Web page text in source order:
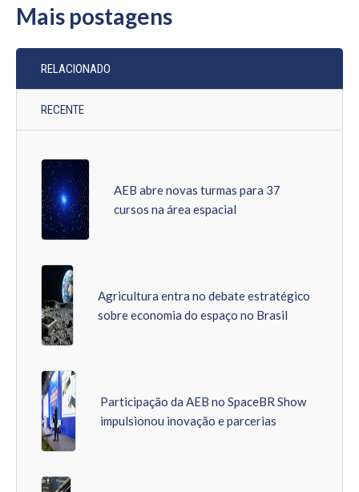
Mais postagens
RELACIONADO
RECENTE
AEB abre novas turmas para 37
cursos na área espacial
Agricultura entra no debate estratégico
sobre economia do espaço no Brasil
Participação da AEB no SpaceBR Show
impulsionou inovação e parcerias